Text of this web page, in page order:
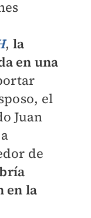
, la
en una
el
Juan
de
en la